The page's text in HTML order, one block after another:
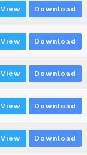
View Download
View Download
View Download
View Download
View Download